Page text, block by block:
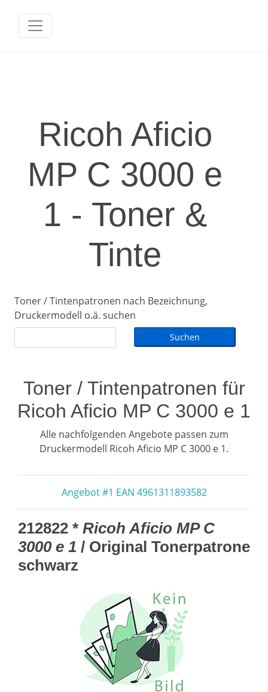
Ricoh Aficio
MP C 3000 e
1 - Toner &
Tinte
Toner / Tintenpatronen nach Bezeichnung,
Druckermodell o.ä. suchen
Toner / Tintenpatronen für
Ricoh Aficio MP C 3000 e 1
Alle nachfolgenden Angebote passen zum
Druckermodell Ricoh Aficio MP C 3000 e 1.
Angebot #1 EAN 4961311893582
212822 * Ricoh Aficio MP C
3000 e 1 / Original Tonerpatrone
schwarz